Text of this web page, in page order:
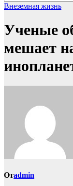
Внеземная жизнь
Ученые
мешает
Отadmin